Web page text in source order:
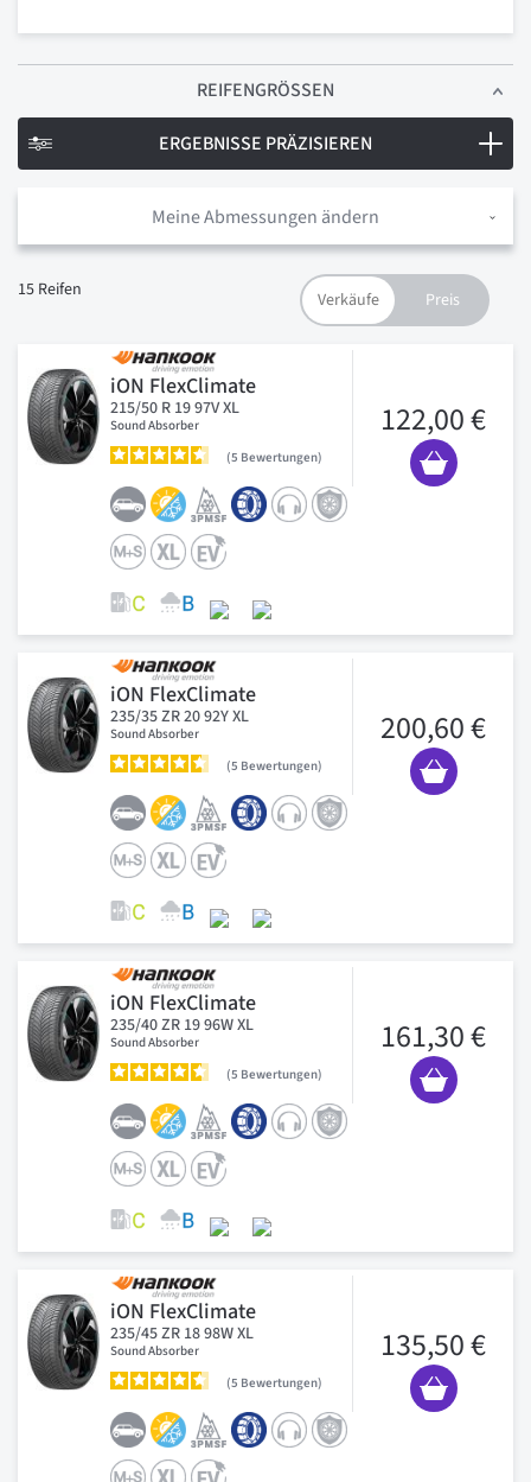
REIFENGRÖSSEN
Meine Abmessungen ändern
15 Reifen
iON FlexClimate
215/50 R 19 97V XL
Sound Absorber
5 Bewertungen
122,00 €
iON FlexClimate
235/35 ZR 20 92Y XL
Sound Absorber
5 Bewertungen
200,60 €
iON FlexClimate
235/40 ZR 19 96W XL
Sound Absorber
5 Bewertungen
161,30 €
iON FlexClimate
235/45 ZR 18 98W XL
Sound Absorber
5 Bewertungen
135,50 €
ERGEBNISSE PRÄZISIEREN